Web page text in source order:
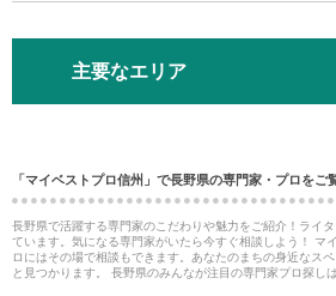
主要なエリア
「マイベストプロ信州」で長野県の専門家・プロをご
長野県で活躍する専門家のこだわりや魅力をご紹介！ライ
ています。気になる専門家がいたら今すぐ相談しよう！ マ
ロにはその場で相談もできます。あなたのまちの身近なス
と見つかります。 長野県のみんなが注目の専門家プロ探し